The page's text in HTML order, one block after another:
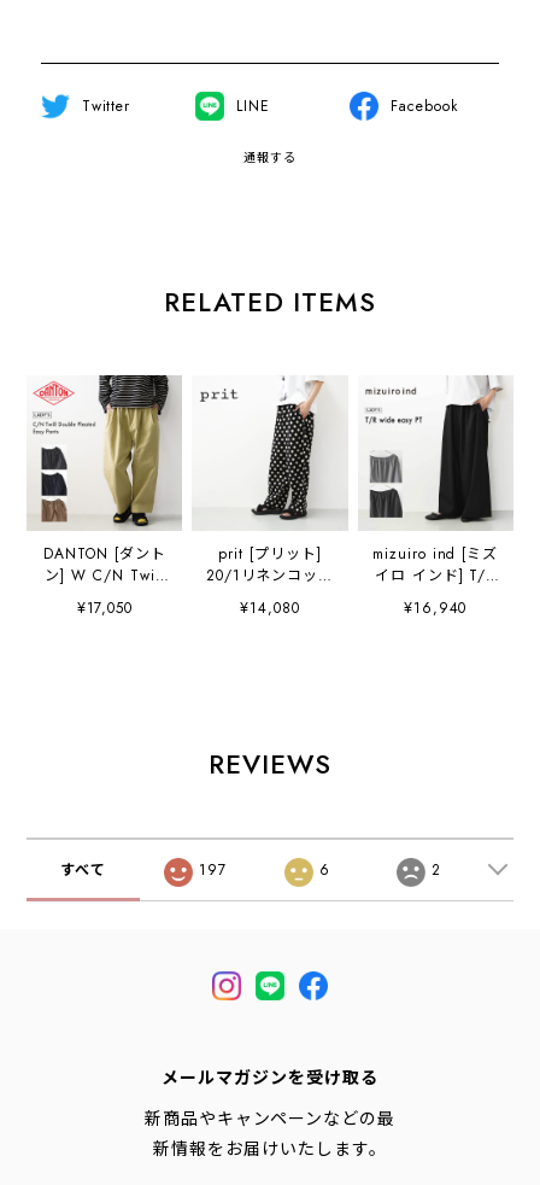
Twitter LINE Facebook
通報する
RELATED ITEMS
DANTON [ダント
ン] W C/N Twill
Double Pleated
Easy Pants [DT-
¥17,050
prit [プリット]
20/1リネンコット
ンシーチングドッ
トプリントパジャ
柄パンツ・水玉・
リネンコットン・
¥14,080
mizuiro ind [ミズ
イロ インド] T/R
wide easy PT [3-
260095] T/Rワイ
¥16,940
REVIEWS
すべて 197 6 2
メールマガジンを受け取る
新商品やキャンペーンなどの最
新情報をお届けいたします。